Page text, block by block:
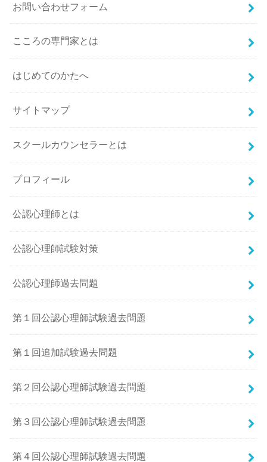
お問い合わせフォーム
こころの専門家とは
はじめてのかたへ
サイトマップ
スクールカウンセラーとは
プロフィール
公認心理師とは
公認心理師試験対策
公認心理師過去問題
第１回公認心理師試験過去問題
第１回追加試験過去問題
第２回公認心理師試験過去問題
第３回公認心理師試験過去問題
第４回公認心理師試験過去問題